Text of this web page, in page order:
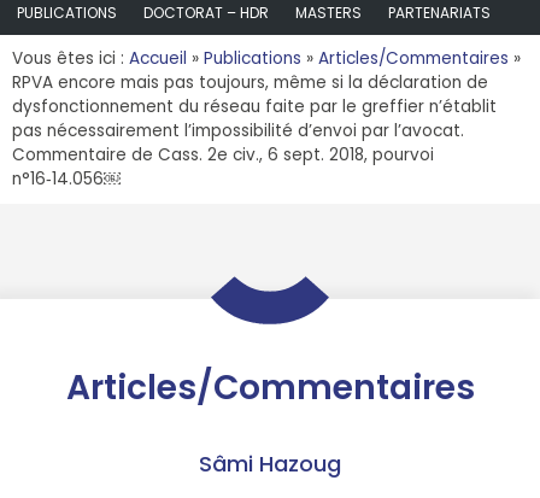
PUBLICATIONS
DOCTORAT – HDR MASTERS PARTENARIATS
Vous êtes ici : Accueil » Publications » Articles/Commentaires »
RPVA encore mais pas toujours, même si la déclaration de
dysfonctionnement du réseau faite par le greffier n’établit
pas nécessairement l’impossibilité d’envoi par l’avocat.
Commentaire de Cass. 2e civ., 6 sept. 2018, pourvoi
n°16‑14.056￼
Articles/Commentaires
Sâmi Hazoug